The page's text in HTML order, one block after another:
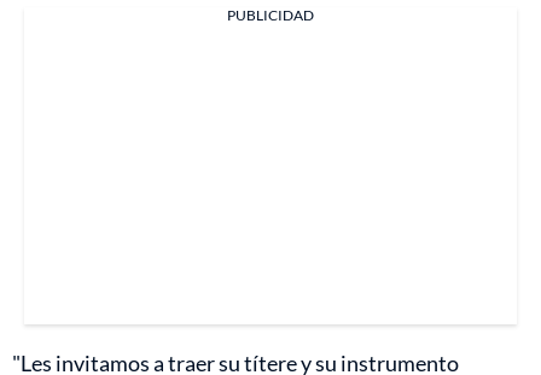
PUBLICIDAD
"Les invitamos a traer su títere y su instrumento